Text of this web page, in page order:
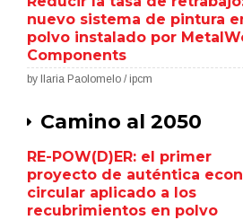
nuevo sistema de pintura
polvo instalado por
Components
by Ilaria Paolomelo / ipcm
Camino al 2050
RE-POW(D)ER: el primer
proyecto de auténtica
circular aplicado a los
recubrimientos en polvo